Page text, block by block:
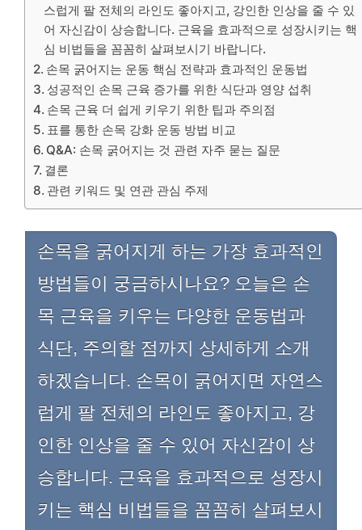
스럽게 팔 전체의 라인도 좋아지고, 강인한 인상을 줄 수 있
어 자신감이 상승합니다. 근육을 효과적으로 성장시키는 핵
심 비법들을 꼼꼼히 살펴보시기 바랍니다.
손목 굵어지는 운동 핵심 전략과 효과적인 운동법
성공적인 손목 근육 증가를 위한 식단과 영양 섭취
손목 근육 더 쉽게 키우기 위한 팁과 주의점
표를 통한 손목 강화 운동 방법 비교
Q&A: 손목 굵어지는 것 관련 자주 묻는 질문
결론
관련 키워드 및 연관 관심 주제
손목을 굵어지게 하는 가장 효과적인
방법들이 궁금하시나요? 오늘은 손
목 근육을 키우는 다양한 운동법과
식단, 주의할 점까지 상세하게 소개
하겠습니다. 손목이 굵어지면 자연스
럽게 팔 전체의 라인도 좋아지고, 강
인한 인상을 줄 수 있어 자신감이 상
승합니다. 근육을 효과적으로 성장시
키는 핵심 비법들을 꼼꼼히 살펴보시